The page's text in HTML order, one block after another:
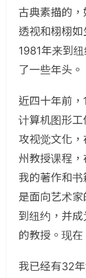
古典素描的
透视和栩栩如
1981年来到
了一些年头。
近四十年前
计算机图形
攻视觉文化
州教授课程
我的著作和
是面向艺术
到纽约，并
的教授。现在
我已经有32